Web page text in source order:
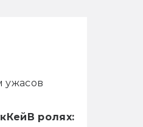
В ролях: